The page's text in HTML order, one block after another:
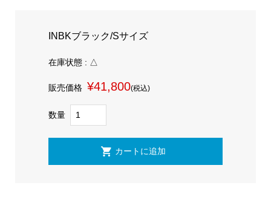
INBKブラック/Sサイズ
在庫状態 : △
販売価格 ¥41,800(税込)
数量